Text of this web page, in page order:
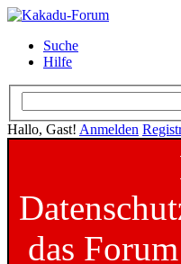
Suche
Hilfe
Hallo, Gast! Anmelden
das